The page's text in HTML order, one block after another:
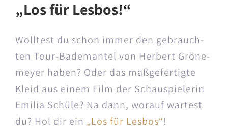
„Los für Lesbos!“
Woll­test du schon immer den gebrauch­
ten Tour-Bade­man­tel von Her­bert Grö­ne­
mey­er haben? Oder das maß­ge­fer­tig­te
Kleid aus einem Film der Schau­spie­le­rin
Emi­lia Schü­le? Na dann, wor­auf war­test
du? Hol dir ein „Los für Les­bos“!